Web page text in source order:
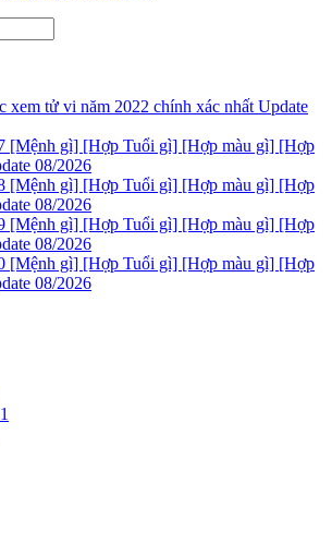
xem tử vi năm 2022 chính xác nhất Update
[Mệnh gì] [Hợp Tuổi gì] [Hợp màu gì] [Hợp
08/2026
[Mệnh gì] [Hợp Tuổi gì] [Hợp màu gì] [Hợp
08/2026
[Mệnh gì] [Hợp Tuổi gì] [Hợp màu gì] [Hợp
08/2026
[Mệnh gì] [Hợp Tuổi gì] [Hợp màu gì] [Hợp
08/2026